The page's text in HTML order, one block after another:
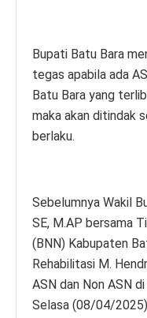
Bupati Batu Bara
tegas apabila ada
Batu Bara yang
maka akan ditindak
berlaku.
Sebelumnya Wakil
SE, M.AP bersama
(BNN) Kabupaten
Rehabilitasi M.
ASN dan Non ASN
Selasa (08/04/